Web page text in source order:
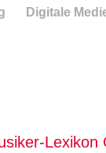
Digitale